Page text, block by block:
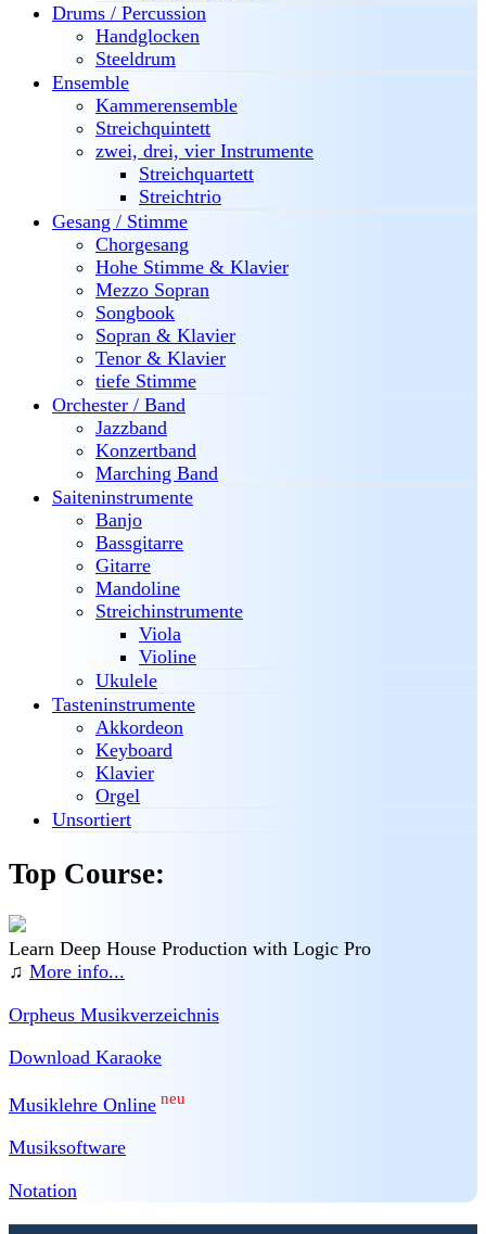
Drums / Percussion
Handglocken
Steeldrum
Ensemble
Kammerensemble
Streichquintett
zwei, drei, vier Instrumente
Streichquartett
Streichtrio
Gesang / Stimme
Chorgesang
Hohe Stimme & Klavier
Mezzo Sopran
Songbook
Sopran & Klavier
Tenor & Klavier
tiefe Stimme
Orchester / Band
Jazzband
Konzertband
Marching Band
Saiteninstrumente
Banjo
Bassgitarre
Gitarre
Mandoline
Streichinstrumente
Viola
Violine
Ukulele
Tasteninstrumente
Akkordeon
Keyboard
Klavier
Orgel
Unsortiert
Top Course:
Learn Deep House Production with Logic Pro
♫ More info...
Orpheus Musikverzeichnis
Download Karaoke
Musiklehre Online neu
Musiksoftware
Notation